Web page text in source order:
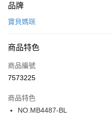
信用卡一次付款
LINE Pay
街口支付
運送方式
品牌
寶貝媽咪
商品特色
商品編號
7573225
商品特色
NO.MB4487-BL